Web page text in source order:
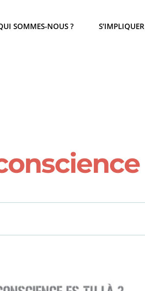
SOMMES-NOUS ? S’IMPLIQUER